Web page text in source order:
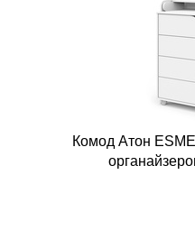
Комод Атон